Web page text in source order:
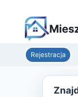
Rejestracja